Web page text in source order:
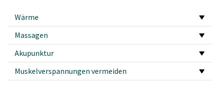
Wärme
Massagen
Akupunktur
Muskelverspannungen vermeiden